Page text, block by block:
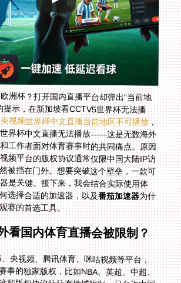
洲杯？打开国内直播平台却弹出“当前地
提示，在新加坡看CCTV5世界杯无法播
视频世界杯中文直播当前地区不可播放，
甚至在越南看世界杯中文直播无法播放——这是无数海外
华人、留学生和工作者面对体育赛事时的共同痛点。原因
很直接：国内视频平台的版权协议通常仅限中国大陆IP访
问，海外IP自然被挡在门外。想要突破这个壁垒，一款可
靠的回国加速器是关键。接下来，我会结合实际使用体
选择合适的加速器，以及番茄加速器为什
赛的首选工具。
看国内体育直播会被限制？
央视频、腾讯体育、咪咕视频等平台，
事的独家版权，比如NBA、英超、中超、
些版权协议往往有地域限制，只允许中国
当你在海外打开这些平台时，系统会检测
在授权范围内，从而拒绝播放。这就是为
CCTV5世界杯无法播放，在越南看世界
播放的根本原因。即便是在香港，由于版
，也会遇到“在香港看央视频世界杯中文